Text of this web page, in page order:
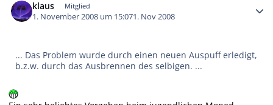
klaus Mitglied
1. November 2008 um 15:071. Nov 2008
... Das Problem wurde durch einen neuen Auspuff erledigt,
b.z.w. durch das Ausbrennen des selbigen. ...